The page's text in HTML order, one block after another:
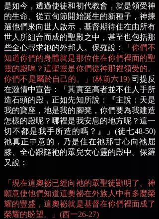
是如今，透過使徒和初代教會，就是領受神
的生命、從五旬節開始誕生的新種子，神揀
選他們來向世人啟示，基督期待住在由所有
世人所組合而成的聖殿之中，甚至也包括那
些全心尋求祂的外邦人。保羅說：
「你們不
知道你們的身體就是那位住在你們裡面的聖
靈的殿嗎？這聖靈是你們從神那裡領受的。
你們不是屬於自己的。」(林前六19) 司提反
在激情中宣告：「其實至高者並不住人手所
造石頭的殿，正如先知所說：『主說：天是
我的寶座，地是我的腳凳，你們要為我建造
怎樣的殿呢？哪裡是我安息的地方呢？這一
切不都是我手所造的嗎？』」(徒七48-50)
祂真正中意的，乃是住在祂那甘心向祂屈
膝、全心跟隨祂的眾兒女心靈的殿中。保羅
又說：
「現在這奧祕已經向祂的眾聖徒顯明了。神
願意使他們知道這奧祕在外族人中有多麼榮
耀的豐盛，這奧祕就是基督在你們裡面成了
榮耀的盼望。」(西一26-27)